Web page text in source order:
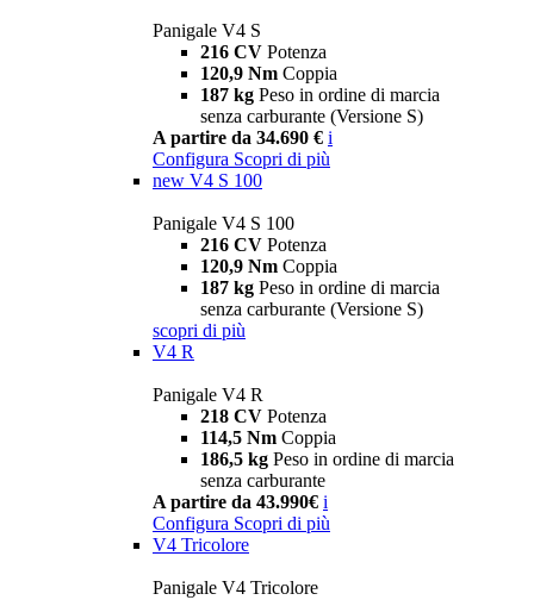
Panigale V4 S
216 CV Potenza
120,9 Nm Coppia
187 kg Peso in ordine di marcia
senza carburante (Versione S)
A partire da 34.690 € i
Configura Scopri di più
new V4 S 100
Panigale V4 S 100
216 CV Potenza
120,9 Nm Coppia
187 kg Peso in ordine di marcia
senza carburante (Versione S)
scopri di più
V4 R
Panigale V4 R
218 CV Potenza
114,5 Nm Coppia
186,5 kg Peso in ordine di marcia
senza carburante
A partire da 43.990€ i
Configura Scopri di più
V4 Tricolore
Panigale V4 Tricolore